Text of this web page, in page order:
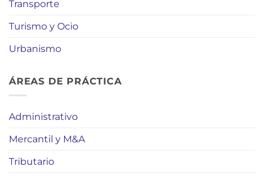
Transporte
Turismo y Ocio
Urbanismo
ÁREAS DE PRÁCTICA
Administrativo
Mercantil y M&A
Tributario